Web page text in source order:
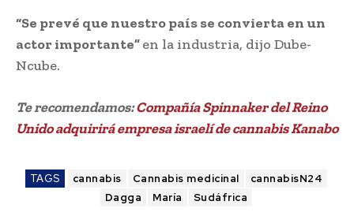
“Se prevé que nuestro país se convierta en un
actor importante”en la industria, dijo Dube-
Ncube.
Te recomendamos:Compañía Spinnaker del Reino
Unido adquirirá empresa israelí de cannabis Kanabo
TAGS cannabis Cannabis medicinal
cannabisN24
Dagga
María Sudáfrica